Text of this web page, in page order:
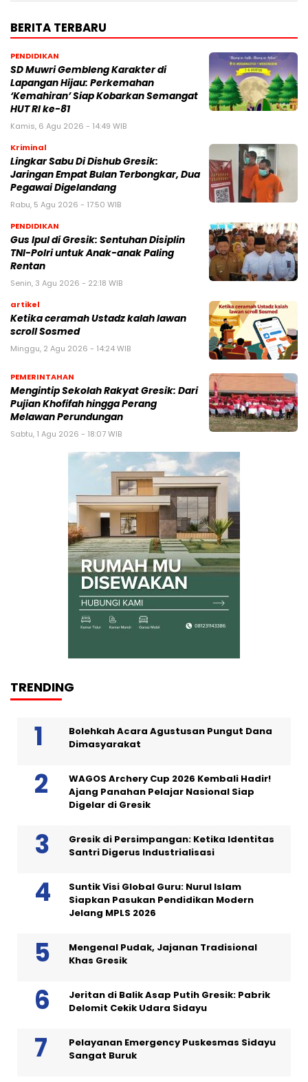
BERITA TERBARU
PENDIDIKAN
SD Muwri Gembleng Karakter di
Lapangan Hijau: Perkemahan
‘Kemahiran’ Siap Kobarkan Semangat
HUT RI ke-81
Kamis, 6 Agu 2026 - 14:49 WIB
Kriminal
Lingkar Sabu Di Dishub Gresik:
Jaringan Empat Bulan Terbongkar, Dua
Pegawai Digelandang
Rabu, 5 Agu 2026 - 17:50 WIB
PENDIDIKAN
Gus Ipul di Gresik: Sentuhan Disiplin
TNI-Polri untuk Anak-anak Paling
Rentan
Senin, 3 Agu 2026 - 22:18 WIB
artikel
Ketika ceramah Ustadz kalah lawan
scroll Sosmed
Minggu, 2 Agu 2026 - 14:24 WIB
PEMERINTAHAN
Mengintip Sekolah Rakyat Gresik: Dari
Pujian Khofifah hingga Perang
Melawan Perundungan
Sabtu, 1 Agu 2026 - 18:07 WIB
TRENDING
Bolehkah Acara Agustusan Pungut Dana
Dimasyarakat
WAGOS Archery Cup 2026 Kembali Hadir!
Ajang Panahan Pelajar Nasional Siap
Digelar di Gresik
Gresik di Persimpangan: Ketika Identitas
Santri Digerus Industrialisasi
Suntik Visi Global Guru: Nurul Islam
Siapkan Pasukan Pendidikan Modern
Jelang MPLS 2026
Mengenal Pudak, Jajanan Tradisional
Khas Gresik
Jeritan di Balik Asap Putih Gresik: Pabrik
Delomit Cekik Udara Sidayu
Pelayanan Emergency Puskesmas Sidayu
Sangat Buruk